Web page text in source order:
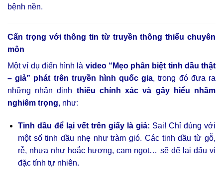
bệnh nền.
Cẩn trọng với thông tin từ truyền thông thiếu chuyên
môn
Một ví dụ điển hình là video “Mẹo phân biệt tinh dầu thật
– giả” phát trên truyền hình quốc gia, trong đó đưa ra
những nhận định thiếu chính xác và gây hiểu nhầm
nghiêm trọng, như:
Tinh dầu để lại vết trên giấy là giả: Sai! Chỉ đúng với
một số tinh dầu nhẹ như tràm gió. Các tinh dầu từ gỗ,
rễ, nhựa như hoắc hương, cam ngọt… sẽ để lại dấu vì
đặc tính tự nhiên.